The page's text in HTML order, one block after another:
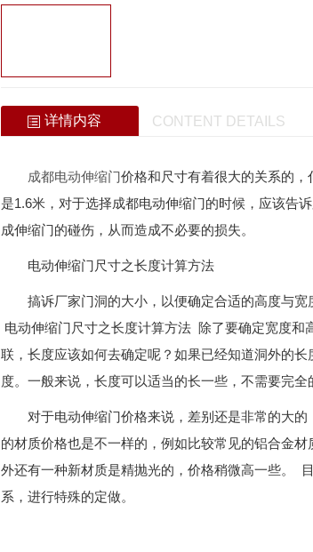
详情内容 CONTENT DETAILS
成都电动伸缩门价格和尺寸有着很大的关系的
是1.6米，对于选择成都电动伸缩门的时候，应该告
成伸缩门的碰伤，从而造成不必要的损失。
电动伸缩门尺寸之长度计算方法
搞诉厂家门洞的大小，以便确定合适的高度与
电动伸缩门尺寸之长度计算方法 除了要确定宽度和
联，长度应该如何去确定呢？如果已经知道洞外的
度。一般来说，长度可以适当的长一些，不需要完全
对于电动伸缩门价格来说，差别还是非常的大
的材质价格也是不一样的，例如比较常见的铝合金
外还有一种新材质是精抛光的，价格稍微高一些。
系，进行特殊的定做。